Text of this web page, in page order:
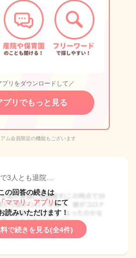
プリをダウンロードして／
プリでもっと見る
ム会員限定の機能もございます
3人とも退院…
の回答の続きは
ママリ」アプリ にて
読みいただけます！
で続きを見る(全4件)